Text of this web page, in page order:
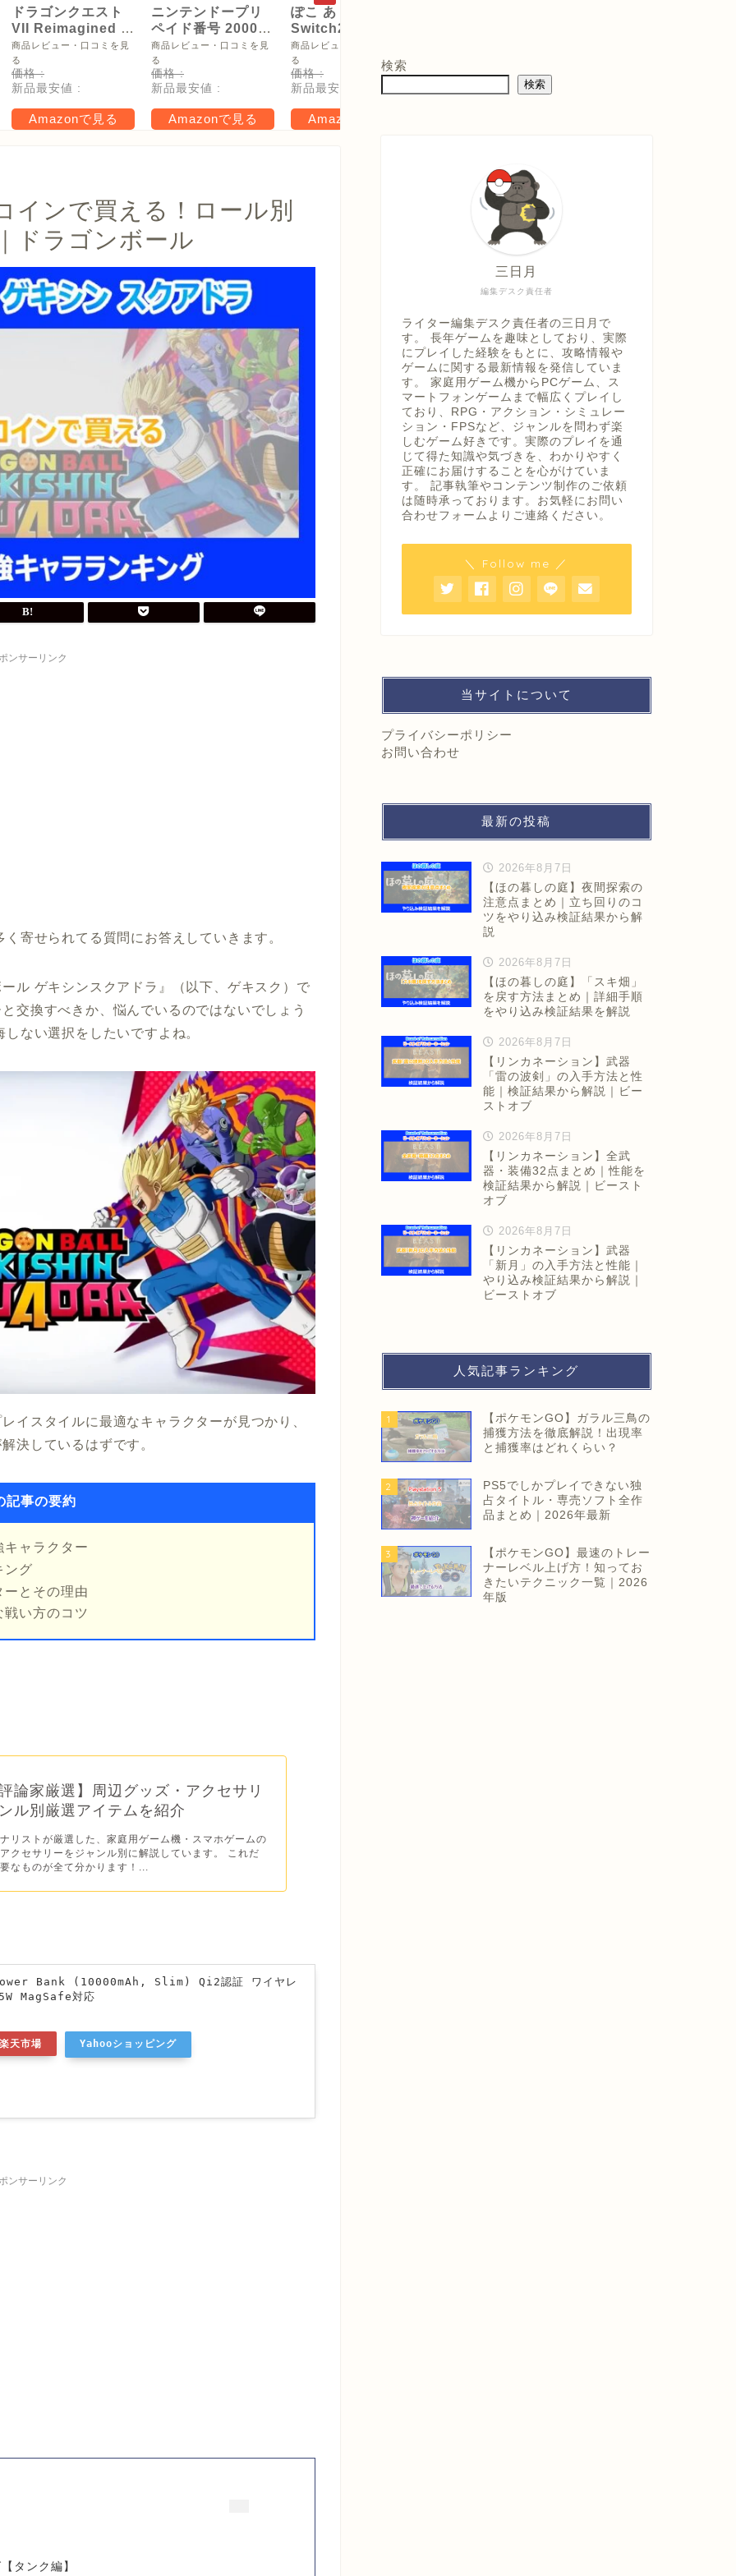
ドラゴンクエスト
VII Reimagined -
Switch2
商品レビュー・口コミを見
る
価格 :
新品最安値 :
Amazonで見る
ニンテンドープリ
ペイド番号 2000
円|オンラインコー
ド版
商品レビュー・口コミを見
る
価格 :
新品最安値 :
Amazonで見る
ぽこ あ ポケモン -
Switch2
【Amazon.co.jpオ
リジナル特典】メ
タモン型木製トレ
ー(サイズ約直径
16cm) 同梱 & デジ
タル特典 家具「ひ
商品レビュー・口コミを見
る
価格 :
新品最安値 :
Amazonで見る
価格 :
インで買える！ロール別
ドラゴンボール
ンサーリンク
寄せられてる質問にお答えしていきます。
ル ゲキシンスクアドラ』（以下、ゲキスク）で
交換すべきか、悩んでいるのではないでしょう
ない選択をしたいですよね。
イスタイルに最適なキャラクターが見つかり、
決しているはずです。
記事の要約
ャラクター
ング
とその理由
い方のコツ
論家厳選】周辺グッズ・アクセサリ
ル別厳選アイテムを紹介
リストが厳選した、家庭用ゲーム機・スマホゲームの
クセサリーをジャンル別に解説しています。 これだ
なものが全て分かります！...
Bank (10000mAh, Slim) Qi2認証 ワイヤレ
MagSafe対応
楽天市場 Yahooショッピング
ンサーリンク
タンク編】
検索
検索
編集デスク責任者
三日月
ライター編集デスク責任者の三日月で
す。 長年ゲームを趣味としており、実際
にプレイした経験をもとに、攻略情報や
ゲームに関する最新情報を発信していま
す。 家庭用ゲーム機からPCゲーム、ス
マートフォンゲームまで幅広くプレイし
ており、RPG・アクション・シミュレー
ション・FPSなど、ジャンルを問わず楽
しむゲーム好きです。実際のプレイを通
じて得た知識や気づきを、わかりやすく
正確にお届けすることを心がけていま
す。 記事執筆やコンテンツ制作のご依頼
は随時承っております。お気軽にお問い
合わせフォームよりご連絡ください。
＼ Follow me ／
当サイトについて
プライバシーポリシー
お問い合わせ
最新の投稿
2026年8月7日
【ほの暮しの庭】夜間探索の
注意点まとめ｜立ち回りのコ
ツをやり込み検証結果から解
説
2026年8月7日
【ほの暮しの庭】「スキ畑」
を戻す方法まとめ｜詳細手順
をやり込み検証結果を解説
2026年8月7日
【リンカネーション】武器
「雷の波剣」の入手方法と性
能｜検証結果から解説｜ビー
ストオブ
2026年8月7日
【リンカネーション】全武
器・装備32点まとめ｜性能を
検証結果から解説｜ビースト
オブ
2026年8月7日
【リンカネーション】武器
「新月」の入手方法と性能｜
やり込み検証結果から解説｜
ビーストオブ
人気記事ランキング
1
【ポケモンGO】ガラル三鳥の
捕獲方法を徹底解説！出現率
と捕獲率はどれくらい？
2
PS5でしかプレイできない独
占タイトル・専売ソフト全作
品まとめ｜2026年最新
3
【ポケモンGO】最速のトレー
ナーレベル上げ方！知ってお
きたいテクニック一覧｜2026
年版